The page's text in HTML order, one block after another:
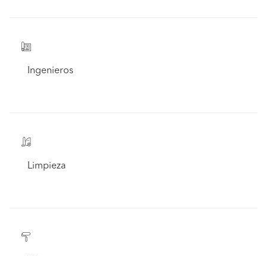
Ingenieros
Limpieza